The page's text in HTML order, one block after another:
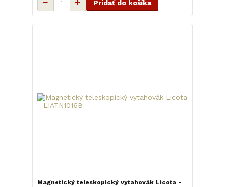
Pridať do košíka
Magnetický teleskopický vytahovák Licota -